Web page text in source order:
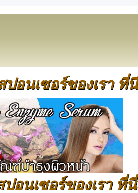
อนเซอร์ของเรา ที่นี่
อนเซอร์ของเรา ที่นี่